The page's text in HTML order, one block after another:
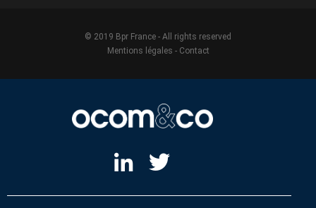
© 2019 Bpr France - All rights reserved
Mentions légales - Contact